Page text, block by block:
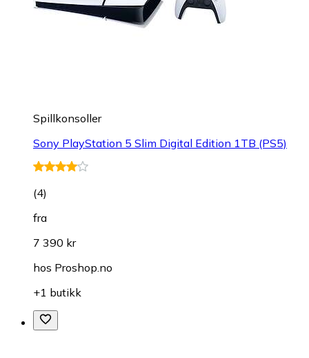
Spillkonsoller
Sony PlayStation 5 Slim Digital Edition 1TB (PS5)
(4)
fra
7 390 kr
hos Proshop.no
+1 butikk